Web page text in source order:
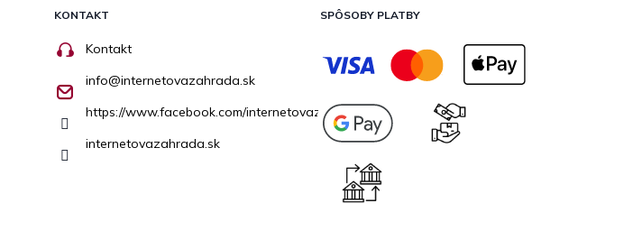
KONTAKT
Kontakt
info@internetovazahrada.sk
https://www.facebook.com/internetovazahrada.sk/
internetovazahrada.sk
SPÔSOBY PLATBY